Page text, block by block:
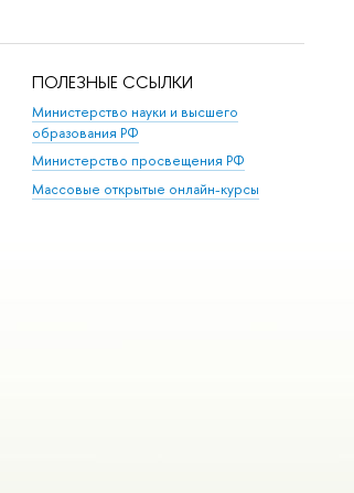
ПОЛЕЗНЫЕ ССЫЛКИ
Министерство науки и высшего
образования РФ
Министерство просвещения РФ
Массовые открытые онлайн-курсы